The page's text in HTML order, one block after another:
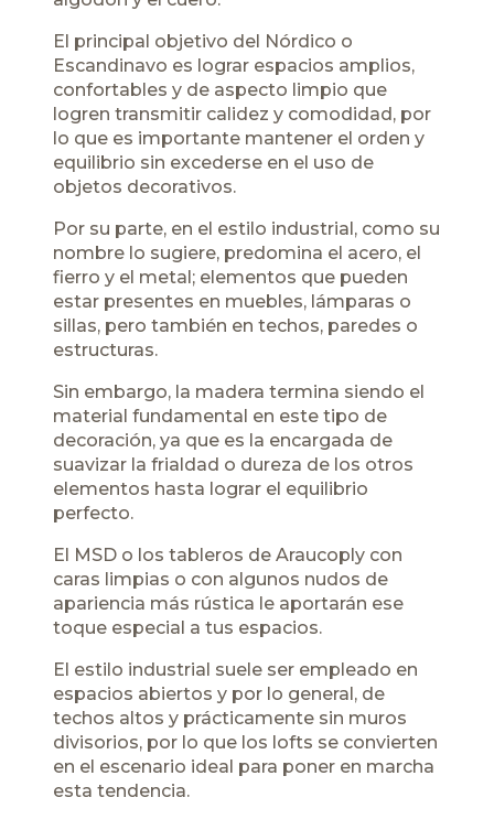
El principal objetivo del Nórdico o
Escandinavo es lograr espacios amplios,
confortables y de aspecto limpio que
logren transmitir calidez y comodidad, por
lo que es importante mantener el orden y
equilibrio sin excederse en el uso de
objetos decorativos.
Por su parte, en el estilo industrial, como su
nombre lo sugiere, predomina el acero, el
fierro y el metal; elementos que pueden
estar presentes en muebles, lámparas o
sillas, pero también en techos, paredes o
estructuras.
Sin embargo, la madera termina siendo el
material fundamental en este tipo de
decoración, ya que es la encargada de
suavizar la frialdad o dureza de los otros
elementos hasta lograr el equilibrio
perfecto.
El MSD o los tableros de Araucoply con
caras limpias o con algunos nudos de
apariencia más rústica le aportarán ese
toque especial a tus espacios.
El estilo industrial suele ser empleado en
espacios abiertos y por lo general, de
techos altos y prácticamente sin muros
divisorios, por lo que los lofts se convierten
en el escenario ideal para poner en marcha
esta tendencia.